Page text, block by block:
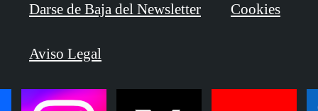
Darse de Baja del Newsletter Cookies
Aviso Legal